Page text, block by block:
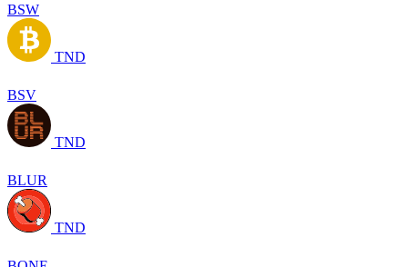
BSW
TND
BSV
TND
BLUR
TND